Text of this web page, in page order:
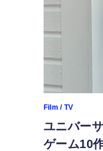
Film / TV
ユニバー
ゲーム10